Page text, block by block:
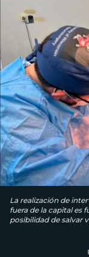
La realización de
fuera de la capital es
posibilidad de salvar